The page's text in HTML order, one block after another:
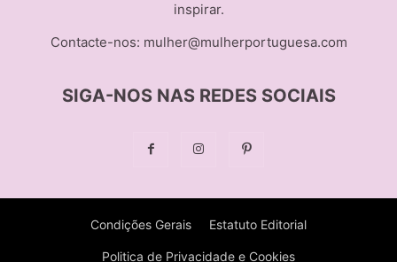
inspirar.
Contacte-nos: mulher@mulherportuguesa.com
SIGA-NOS NAS REDES SOCIAIS
Condições Gerais Estatuto Editorial
Politica de Privacidade e Cookies